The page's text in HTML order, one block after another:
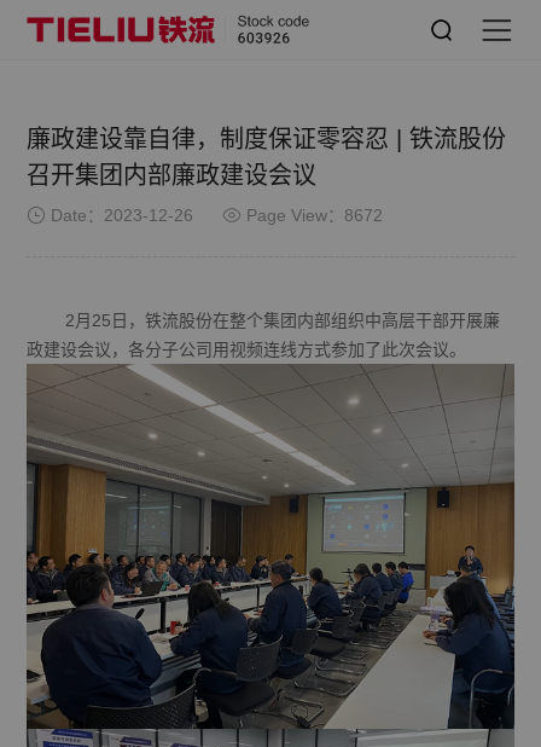
廉政建设靠自律，制度保证零容忍 | 铁流股份
召开集团内部廉政建设会议
Date：2023-12-26 Page View：8672
2月25日，铁流股份在整个集团内部组织中高层干部开展廉
政建设会议，各分子公司用视频连线方式参加了此次会议。